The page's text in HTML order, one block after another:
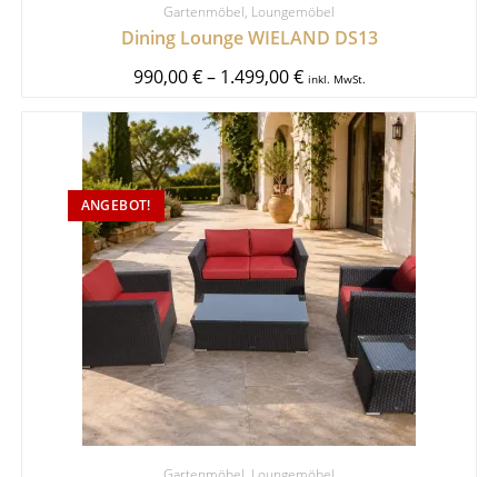
Gartenmöbel, Loungemöbel
Dining Lounge WIELAND DS13
990,00€ – 1.499,00€ inkl. MwSt.
ANGEBOT!